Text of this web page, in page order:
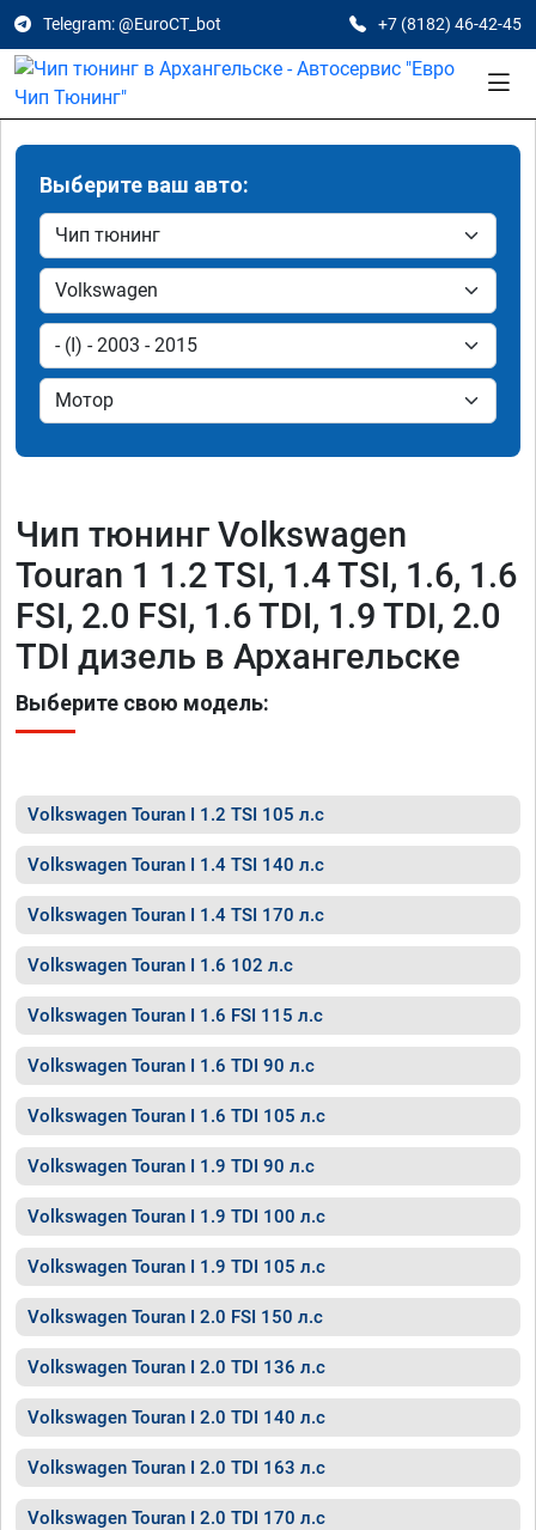
Telegram: @EuroCT_bot +7 (8182) 46-42-45
Выберите ваш авто:
Чип тюнинг Volkswagen
Touran 1 1.2 TSI, 1.4 TSI, 1.6, 1.6
FSI, 2.0 FSI, 1.6 TDI, 1.9 TDI, 2.0
TDI дизель в Архангельске
Выберите свою модель:
Volkswagen Touran I 1.2 TSI 105 л.с
Volkswagen Touran I 1.4 TSI 140 л.с
Volkswagen Touran I 1.4 TSI 170 л.с
Volkswagen Touran I 1.6 102 л.с
Volkswagen Touran I 1.6 FSI 115 л.с
Volkswagen Touran I 1.6 TDI 90 л.с
Volkswagen Touran I 1.6 TDI 105 л.с
Volkswagen Touran I 1.9 TDI 90 л.с
Volkswagen Touran I 1.9 TDI 100 л.с
Volkswagen Touran I 1.9 TDI 105 л.с
Volkswagen Touran I 2.0 FSI 150 л.с
Volkswagen Touran I 2.0 TDI 136 л.с
Volkswagen Touran I 2.0 TDI 140 л.с
Volkswagen Touran I 2.0 TDI 163 л.с
Volkswagen Touran I 2.0 TDI 170 л.с